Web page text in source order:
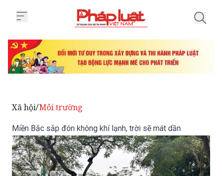
Xã hội/Môi trường
Miền Bắc sắp đón không khí lạnh, trời sẽ mát dần